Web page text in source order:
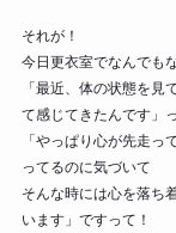
それが！
今日更衣室でなんでも
「最近、体の状態を見
て感じてきたんです」
「やっぱり心が先走っ
ってるのに気づいて
そんな時には心を落ち
います」ですって！